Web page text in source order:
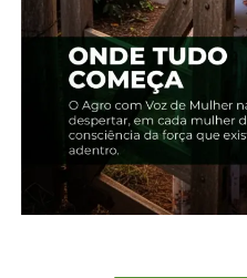
sobre o
levar
tomada